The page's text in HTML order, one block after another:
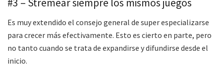
Es muy extendido el consejo general de super especializarse
para crecer más efectivamente. Esto es cierto en parte, pero
no tanto cuando se trata de expandirse y difundirse desde el
inicio.